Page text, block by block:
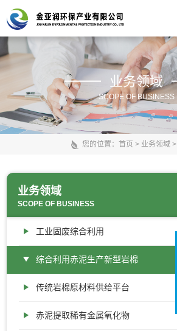
业务领域
SCOPE OF BUSINESS
您的位置： 首页 > 业务领域>
业务领域
SCOPE OF BUSINESS
工业固废综合利用
综合利用赤泥生产新型岩棉
传统岩棉原材料供给平台
赤泥提取稀有金属氧化物